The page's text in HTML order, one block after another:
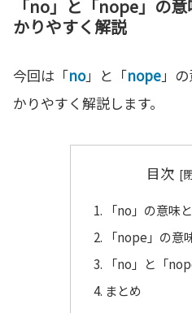
「no」と「nope」の
かりやすく解説
今回は「no」と「nope」
かりやすく解説します。
目次
「no」の意味
「nope」の意
「no」と「
まとめ